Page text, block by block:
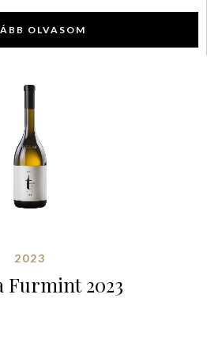
OLVASOM
2023
Furmint 2023